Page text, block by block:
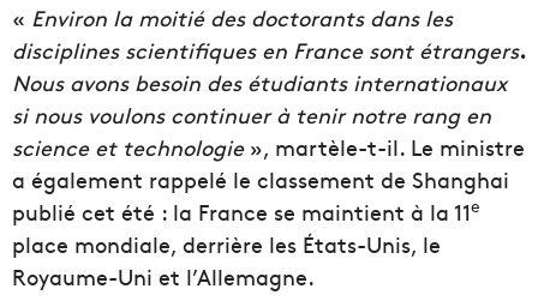
« Environ la moitié des doctorants dans les
disciplines scientifiques en France sont étrangers.
Nous avons besoin des étudiants internationaux
si nous voulons continuer à tenir notre rang en
science et technologie», martèle-t-il. Le ministre
a également rappelé le classement de Shanghai
publié cet été : la France se maintient à la 11e
place mondiale, derrière les États-Unis, le
Royaume-Uni et l’Allemagne.